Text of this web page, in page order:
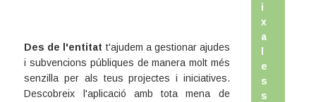
Des de l'entitat t'ajudem a gestionar ajudes
i subvencions públiques de manera molt més
senzilla per als teus projectes i iniciatives.
Descobreix l'aplicació amb tota mena de
i
x
a
e
s
s